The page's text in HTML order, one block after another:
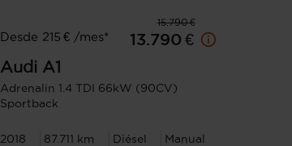
15.790 €
Desde 215 € /mes*
13.790 €
Audi A1
Adrenalin 1.4 TDI 66kW (90CV)
Sportback
2018 87.711 km Diésel Manual